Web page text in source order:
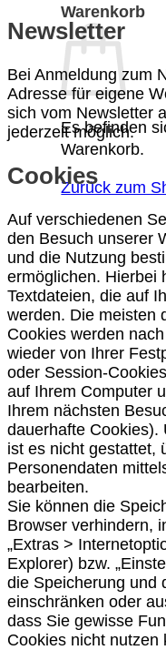
Warenkorb
Es befinden
Warenkorb.
Zurück zum
Newsletter
Bei Anmeldung zum
Adresse für eigene
sich vom Newsletter
jederzeit möglich.
Cookies
Auf verschiedenen
den Besuch unserer
und die Nutzung
ermöglichen. Hierbei
Textdateien, die auf
werden. Die meisten
Cookies werden
wieder von Ihrer
oder Session-
auf Ihrem Computer
Ihrem nächsten
dauerhafte Cookies).
ist es nicht gestattet,
Personendaten
bearbeiten.
Sie können die
Browser verhindern,
„Extras >
Explorer) bzw.
die Speicherung und
einschränken oder
dass Sie gewisse
Cookies nicht nutzen